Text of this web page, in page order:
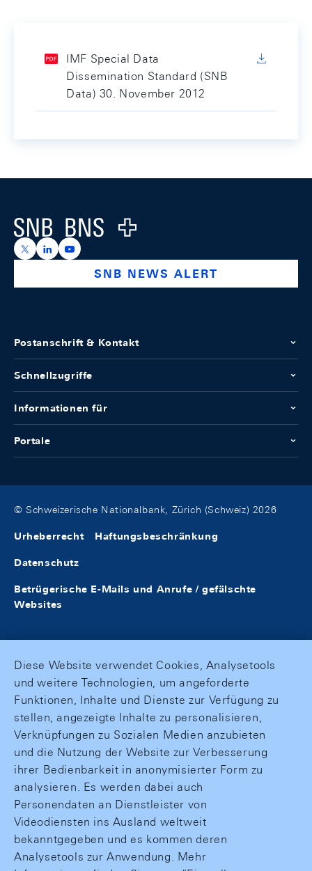
IMF Special Data
Dissemination Standard (SNB
Data) 30. November 2012
Logo
https://x.com/snb_bns
https://ch.linkedin.com/company/swiss-national-
https://www.youtube.com/@swissnationalbank
SNB NEWS ALERT
Postanschrift & Kontakt
Schnellzugriffe
Informationen für
Portale
© Schweizerische Nationalbank, Zürich (Schweiz) 2026
Urheberrecht Haftungsbeschränkung
Datenschutz
Betrügerische E-Mails und Anrufe / gefälschte
Websites
Diese Website verwendet Cookies, Analysetools
und weitere Technologien, um angeforderte
Funktionen, Inhalte und Dienste zur Verfügung zu
stellen, angezeigte Inhalte zu personalisieren,
Verknüpfungen zu Sozialen Medien anzubieten
und die Nutzung der Website zur Verbesserung
ihrer Bedienbarkeit in anonymisierter Form zu
analysieren. Es werden dabei auch
Personendaten an Dienstleister von
Videodiensten ins Ausland weltweit
bekanntgegeben und es kommen deren
Analysetools zur Anwendung. Mehr